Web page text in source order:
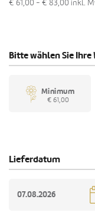
€ 61,00 - € 83,00 inkl.
Bitte wählen Sie Ihre
Minimum
€ 61,00
Lieferdatum